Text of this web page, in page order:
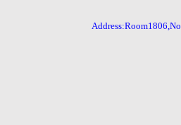
Address:Room1806,